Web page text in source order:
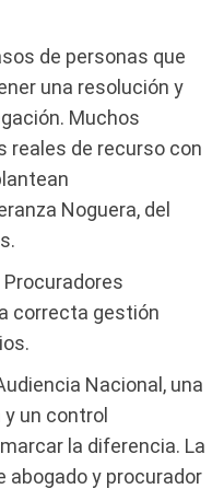
de personas que
una resolución y
Muchos
reales de recurso con
Noguera, del
correcta gestión
Nacional, una
un control
la diferencia. La
abogado y procurador